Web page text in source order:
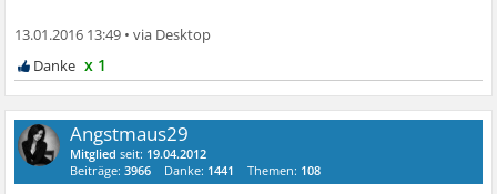
13.01.2016 13:49 •
x 1
Angstmaus29
Mitglied seit: 19.04.2012
Beiträge:3966 Danke: 1441 Themen: 108